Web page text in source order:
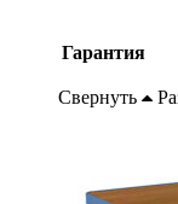
Гарантия
Свернуть